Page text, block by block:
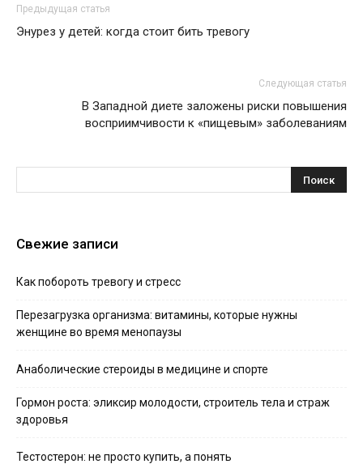
Предыдущая статья
Энурез у детей: когда стоит бить тревогу
Следующая статья
В Западной диете заложены риски повышения
восприимчивости к «пищевым» заболеваниям
Свежие записи
Как побороть тревогу и стресс
Перезагрузка организма: витамины, которые нужны
женщине во время менопаузы
Анаболические стероиды в медицине и спорте
Гормон роста: эликсир молодости, строитель тела и страж
здоровья
Тестостерон: не просто купить, а понять